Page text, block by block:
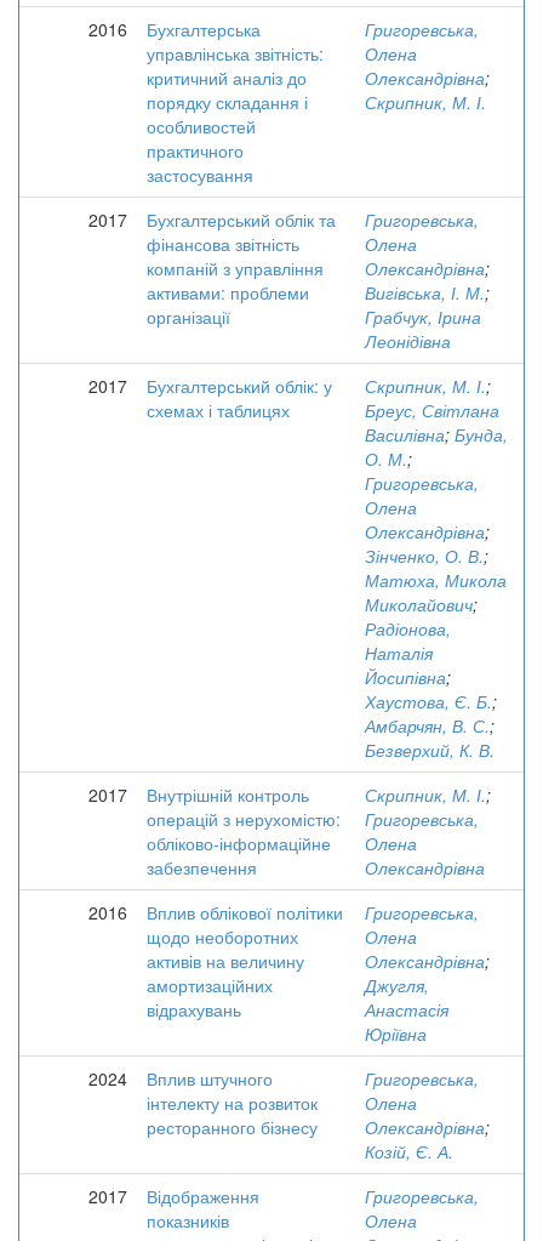
2016
Бухгалтерська
управлінська звітність:
критичний аналіз до
порядку складання і
особливостей
практичного
застосування
Григоревська,
Олена
Олександрівна;
Скрипник, М. І.
2017
Бухгалтерський облік та
фінансова звітність
компаній з управління
активами: проблеми
організації
Григоревська,
Олена
Олександрівна;
Вигівська, І. М.;
Грабчук, Ірина
Леонідівна
2017
Бухгалтерський облік: у
схемах і таблицях
Скрипник, М. І.;
Бреус, Світлана
Василівна; Бунда,
О. М.;
Григоревська,
Олена
Олександрівна;
Зінченко, О. В.;
Матюха, Микола
Миколайович;
Радіонова,
Наталія
Йосипівна;
Хаустова, Є. Б.;
Амбарчян, В. С.;
Безверхий, К. В.
2017
Внутрішній контроль
операцій з нерухомістю:
обліково-інформаційне
забезпечення
Скрипник, М. І.;
Григоревська,
Олена
Олександрівна
2016
Вплив облікової політики
щодо необоротних
активів на величину
амортизаційних
відрахувань
Григоревська,
Олена
Олександрівна;
Джугля,
Анастасія
Юріївна
2024
Вплив штучного
інтелекту на розвиток
ресторанного бізнесу
Григоревська,
Олена
Олександрівна;
Козій, Є. А.
2017
Відображення
показників
Григоревська,
Олена